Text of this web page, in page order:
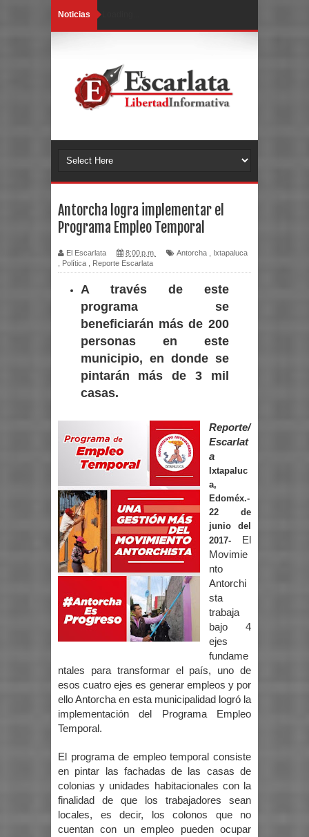
Noticias
Antorcha logra implementar el
Programa Empleo Temporal
El Escarlata 8:00 p.m. Antorcha
Ixtapaluca
Política Reporte Escarlata
A través de este
programa se
beneficiarán más de 200
personas en este
municipio, en donde se
pintarán más de 3 mil
casas.
Reporte/
Escarlat
a
Ixtapaluc
a,
Edoméx.-
22 de
junio del
2017- El
Movimie
nto
Antorchi
sta
trabaja
bajo 4
ejes
fundame
ntales para transformar el país, uno de
esos cuatro ejes es generar empleos y por
ello Antorcha en esta municipalidad logró la
implementación del Programa Empleo
Temporal.
El programa de empleo temporal consiste
en pintar las fachadas de las casas de
colonias y unidades habitacionales con la
finalidad de que los trabajadores sean
locales, es decir, los colonos que no
cuentan con un empleo pueden ocupar